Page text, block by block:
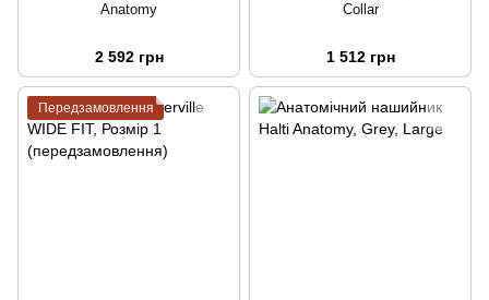
Anatomy
2 592 грн
Collar
1 512 грн
Передзамовлення